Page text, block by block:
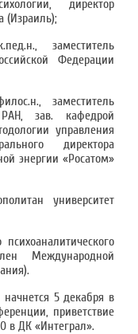
директор
(Израиль);
заместитель
Федерации
заместитель
зав. кафедрой
управления
директора
энергии «Росатом»
университет
Международной
начнется 5 декабря в
приветствие
в ДК «Интеграл».